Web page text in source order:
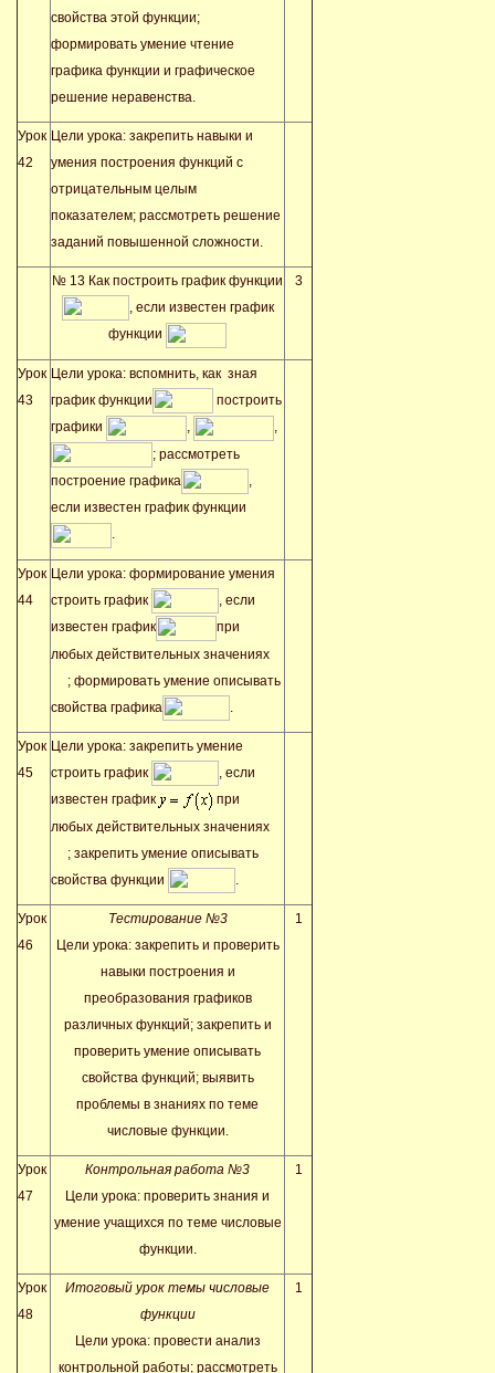
свойства этой функции;
формировать умение чтение
графика функции и графическое
решение неравенства.
Урок
42
Цели урока: закрепить навыки и
умения построения функций с
отрицательным целым
показателем; рассмотреть решение
заданий повышенной сложности.
№ 13 Как построить график функции
, если известен график
функции
3
Урок
43
Цели урока: вспомнить, как зная
график функции
построить
графики
,
,
; рассмотреть
построение графика
,
если известен график функции
.
Урок
44
Цели урока: формирование умения
строить график
, если
известен график
при
любых действительных значениях
; формировать умение описывать
свойства графика
Урок
45
Цели урока: закрепить умение
строить график
, если
известен график
при
любых действительных значениях
; закрепить умение описывать
свойства функции
Урок
46
Тестирование №3
Цели урока: закрепить и проверить
навыки построения и
преобразования графиков
различных функций; закрепить и
проверить умение описывать
свойства функций; выявить
проблемы в знаниях по теме
числовые функции.
1
Урок
47
Контрольная работа №3
Цели урока: проверить знания и
умение учащихся по теме числовые
функции.
1
Урок
48
Итоговый урок темы числовые
функции
Цели урока: провести анализ
контрольной работы; рассмотреть
1